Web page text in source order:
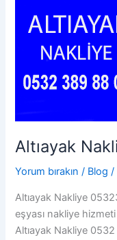
Altıayak
Yorum bırakın / Blog /
Altıayak Nakliye
eşyası nakliye
Altıayak Nakliye